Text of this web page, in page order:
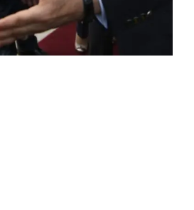
DE LA RESISTANCE